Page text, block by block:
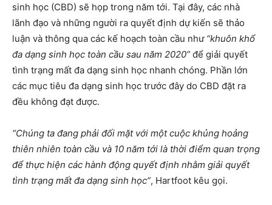
sinh học (CBD) sẽ họp trong năm tới. Tại đây, các nhà
lãnh đạo và những người ra quyết định dự kiến ​​sẽ thảo
luận và thông qua các kế hoạch toàn cầu như “khuôn khổ
đa dạng sinh học toàn cầu sau năm 2020” để giải quyết
tình trạng mất đa dạng sinh học nhanh chóng. Phần lớn
các mục tiêu đa dạng sinh học trước đây do CBD đặt ra
đều không đạt được.
“Chúng ta đang phải đối mặt với một cuộc khủng hoảng
thiên nhiên toàn cầu và 10 năm tới là thời điểm quan trọng
để thực hiện các hành động quyết định nhằm giải quyết
tình trạng mất đa dạng sinh học”, Hartfoot kêu gọi.